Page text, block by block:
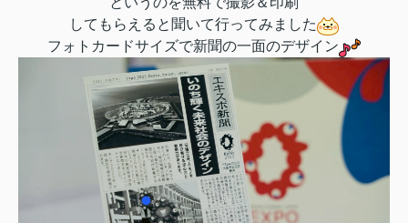
してもらえると聞いて行ってみました
フォトカードサイズで新聞の一面のデザイン